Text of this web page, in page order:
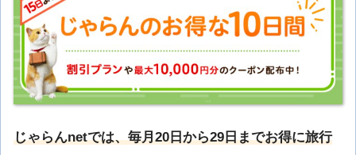
じゃらんnetでは、毎月20日から29日までお得に旅行